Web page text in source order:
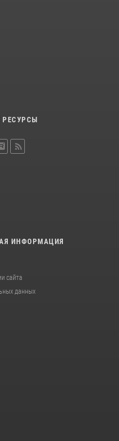
РЕСУРСЫ
ИНФОРМАЦИЯ
сайта
данных